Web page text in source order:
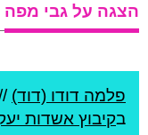
הצגה על גבי מפה
פלמה דודו (דוד)
בקיבוץ אשדות